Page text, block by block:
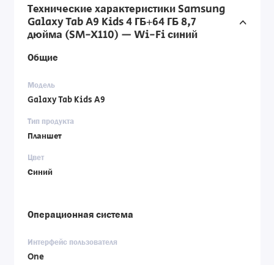
Технические характеристики Samsung
Galaxy Tab A9 Kids 4 ГБ+64 ГБ 8,7
дюйма (SM-X110) — Wi-Fi синий
Общие
Модель
Galaxy Tab Kids A9
Тип продукта
Планшет
Цвет
Синий
Операционная система
Интерфейс пользователя
One